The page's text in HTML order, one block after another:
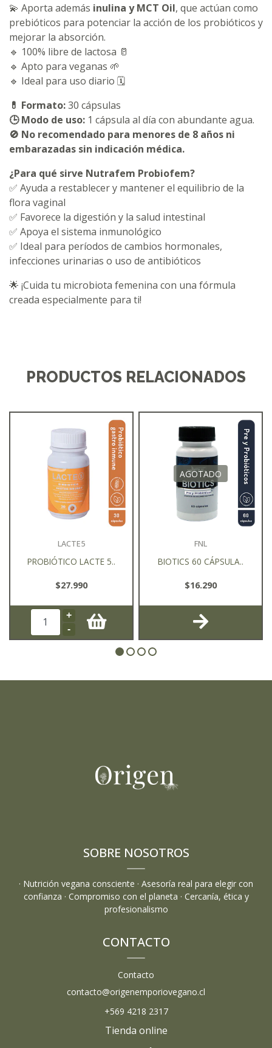
💫 Aporta además inulina y MCT Oil, que actúan como
prebióticos para potenciar la acción de los probióticos y
mejorar la absorción.
🔹 100% libre de lactosa 🥛
🔹 Apto para veganas 🌱
🔹 Ideal para uso diario 🗓️
💊 Formato:30 cápsulas
🕒Modo de uso: 1 cápsula al día con abundante agua.
🚫 No recomendado para menores de 8 años ni
embarazadas sin indicación médica.
¿Para qué sirve Nutrafem Probiofem?
✅ Ayuda a restablecer y mantener el equilibrio de la
flora vaginal
✅ Favorece la digestión y la salud intestinal
✅ Apoya el sistema inmunológico
✅ Ideal para períodos de cambios hormonales,
infecciones urinarias o uso de antibióticos
🌟 ¡Cuida tu microbiota femenina con una fórmula
creada especialmente para ti!
PRODUCTOS RELACIONADOS
LACTE5
PROBIÓTICO LACTE 5..
$27.990
+
-
AGOTADO
FNL
BIOTICS 60 CÁPSULA..
$16.290
SOBRE NOSOTROS
· Nutrición vegana consciente · Asesoría real para elegir con
confianza · Compromiso con el planeta · Cercanía, ética y
profesionalismo
CONTACTO
Contacto
contacto@origenemporiovegano.cl
+569 4218 2317
Tienda online